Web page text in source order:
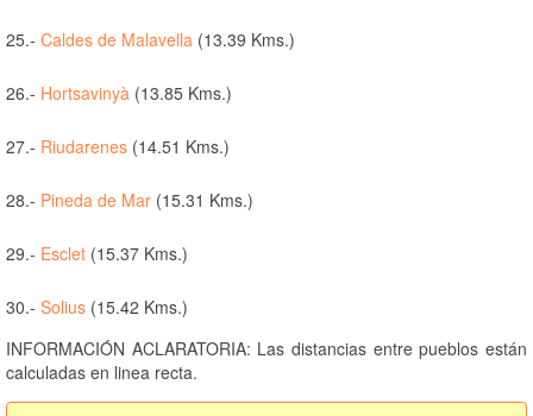
25.- Caldes de Malavella (13.39 Kms.)
26.- Hortsavinyà (13.85 Kms.)
27.- Riudarenes (14.51 Kms.)
28.- Pineda de Mar (15.31 Kms.)
29.- Esclet (15.37 Kms.)
30.- Solius (15.42 Kms.)
INFORMACIÓN ACLARATORIA: Las distancias entre pueblos están
calculadas en linea recta.